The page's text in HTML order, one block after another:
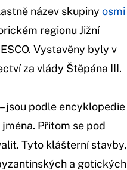
název skupiny osmi
regionu Jižní
Vystavěny byly v
za vlády Štěpána III.
jsou podle encyklopedie
Přitom se pod
Tyto klášterní stavby,
a gotických